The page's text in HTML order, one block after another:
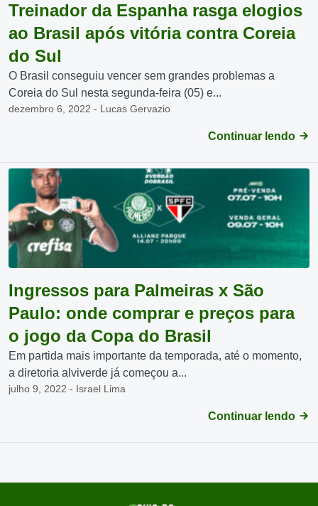
Treinador da Espanha rasga elogios
ao Brasil após vitória contra Coreia
do Sul
O Brasil conseguiu vencer sem grandes problemas a
Coreia do Sul nesta segunda-feira (05) e...
dezembro 6, 2022 - Lucas Gervazio
Continuar lendo
Ingressos para Palmeiras x São
Paulo: onde comprar e preços para
o jogo da Copa do Brasil
Em partida mais importante da temporada, até o momento,
a diretoria alviverde já começou a...
julho 9, 2022 - Israel Lima
Continuar lendo